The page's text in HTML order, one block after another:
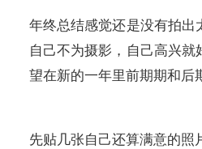
年终总结感觉还是没有拍出
自己不为摄影，自己高兴
望在新的一年里前期期和后
先贴几张自己还算满意的照